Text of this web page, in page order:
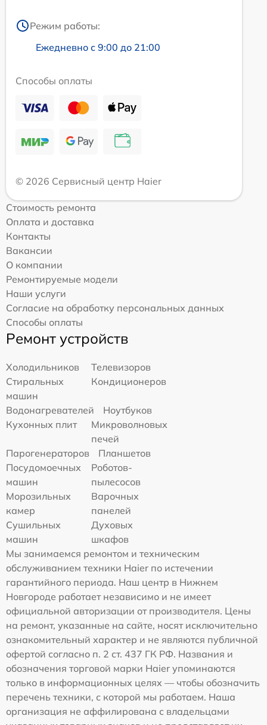
Режим работы:
Ежедневно с 9:00 до 21:00
Способы оплаты
© 2026 Сервисный центр Haier
Стоимость ремонта
Оплата и доставка
Контакты
Вакансии
О компании
Ремонтируемые модели
Наши услуги
Согласие на обработку персональных данных
Способы оплаты
Ремонт устройств
Холодильников
Телевизоров
Стиральных
машин
Кондиционеров
Водонагревателей
Ноутбуков
Кухонных плит
Микроволновых
печей
Парогенераторов
Планшетов
Посудомоечных
машин
Роботов-
пылесосов
Морозильных
камер
Варочных
панелей
Сушильных
машин
Духовых
шкафов
Мы занимаемся ремонтом и техническим
обслуживанием техники Haier по истечении
гарантийного периода. Наш центр в Нижнем
Новгороде работает независимо и не имеет
официальной авторизации от производителя. Цены
на ремонт, указанные на сайте, носят исключительно
ознакомительный характер и не являются публичной
офертой согласно п. 2 ст. 437 ГК РФ. Названия и
обозначения торговой марки Haier упоминаются
только в информационных целях — чтобы обозначить
перечень техники, с которой мы работаем. Наша
организация не аффилирована с владельцами